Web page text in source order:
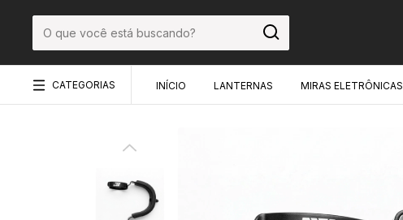
CATEGORIAS INÍCIO LANTERNAS MIRAS ELETRÔNICAS